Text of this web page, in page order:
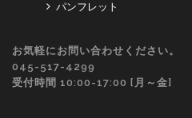
パンフレット
お気軽にお問い合わせください。
045-517-4299
受付時間 10:00-17:00 [月～金]